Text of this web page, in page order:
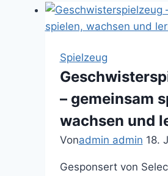
Spielzeug
– gemeinsam
wachsen und
Vonadmin admin 18.
Gesponsert von